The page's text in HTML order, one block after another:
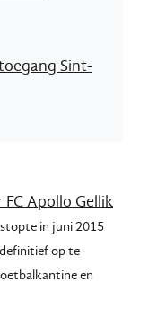
Sint-
Apollo Gellik
in juni 2015
op te
en